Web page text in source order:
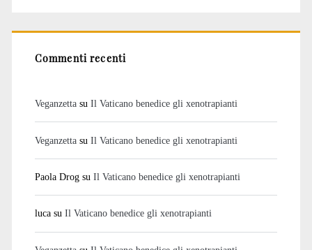
Commenti recenti
Veganzettasu Il Vaticano benedice gli xenotrapianti
Veganzettasu Il Vaticano benedice gli xenotrapianti
Paola Drogsu Il Vaticano benedice gli xenotrapianti
lucasu Il Vaticano benedice gli xenotrapianti